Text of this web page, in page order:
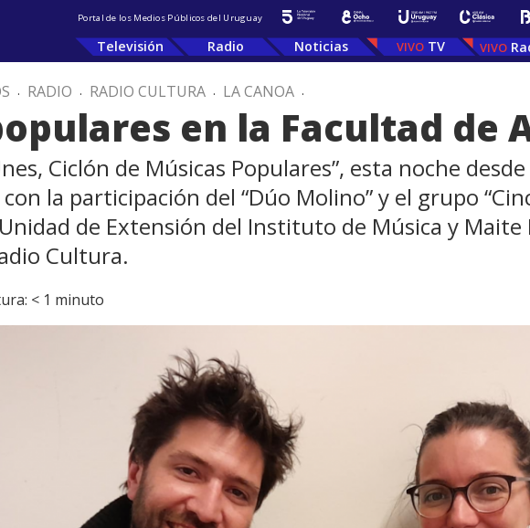
Portal de los Medios Públicos del Uruguay
Televisión Radio Noticias TV
. RADIO . RADIO CULTURA . LA CANOA .
en la Facultad de
Ciclón de Músicas Populares”, esta noche
la participación del “Dúo Molino” y el grupo
de Extensión del Instituto de Música y Maite
Cultura.
< 1 minuto